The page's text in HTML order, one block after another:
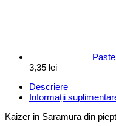
3,35 lei
Descriere
Informații
Kaizer in Saramura din